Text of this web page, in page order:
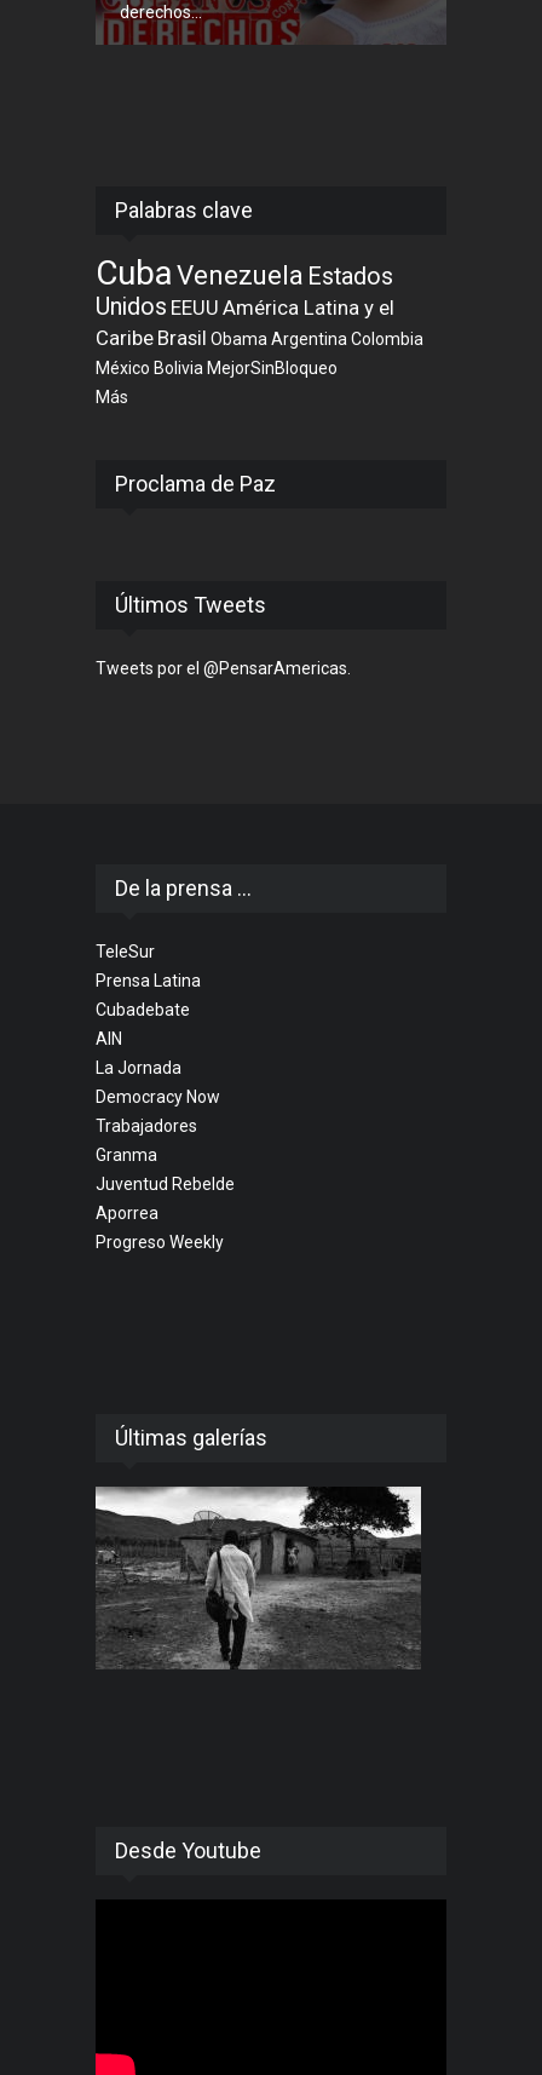
derechos...
Palabras clave
CubaVenezuela Estados
Unidos EEUU América Latina y el
Caribe Brasil Obama Argentina Colombia
México Bolivia MejorSinBloqueo
Más
Proclama de Paz
Últimos Tweets
Tweets por el @PensarAmericas.
De la prensa ...
TeleSur
Prensa Latina
Cubadebate
AIN
La Jornada
Democracy Now
Trabajadores
Granma
Juventud Rebelde
Aporrea
Progreso Weekly
Últimas galerías
Desde Youtube